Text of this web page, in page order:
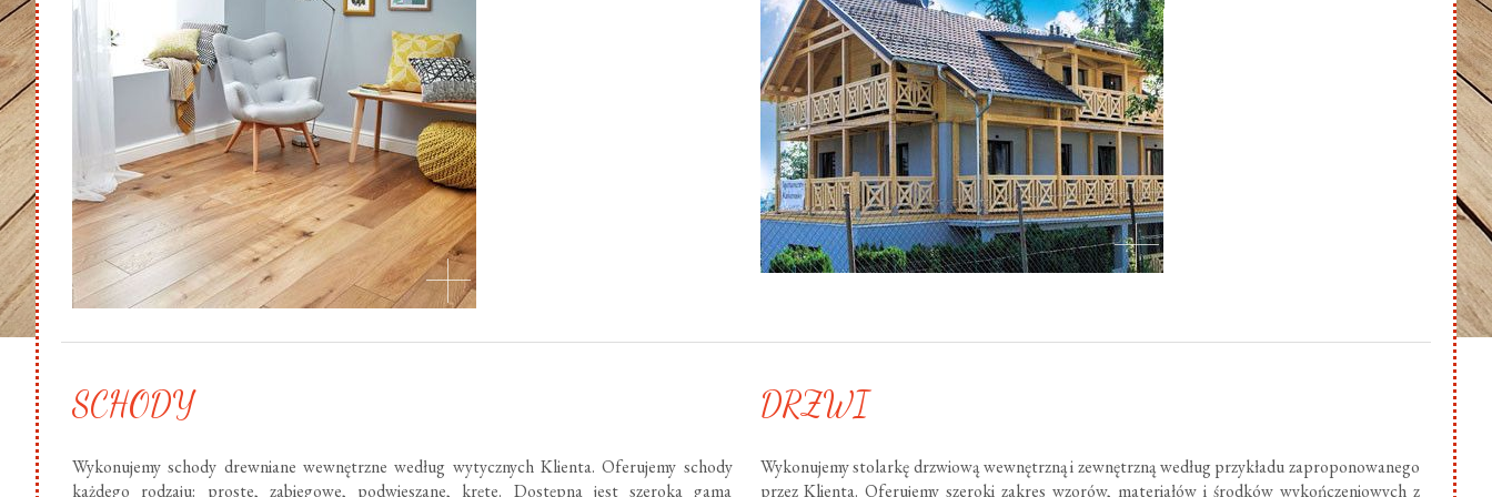
SCHODY
Wykonujemy schody drewniane wewnętrzne według wytycznych Klienta. Oferujemy schody
każdego rodzaju: proste, zabiegowe, podwieszane, kręte. Dostępna jest szeroka gama
DRZWI
Wykonujemy stolarkę drzwiową wewnętrzną i zewnętrzną według przykładu zaproponowanego
przez Klienta. Oferujemy szeroki zakres wzorów, materiałów i środków wykończeniowych z